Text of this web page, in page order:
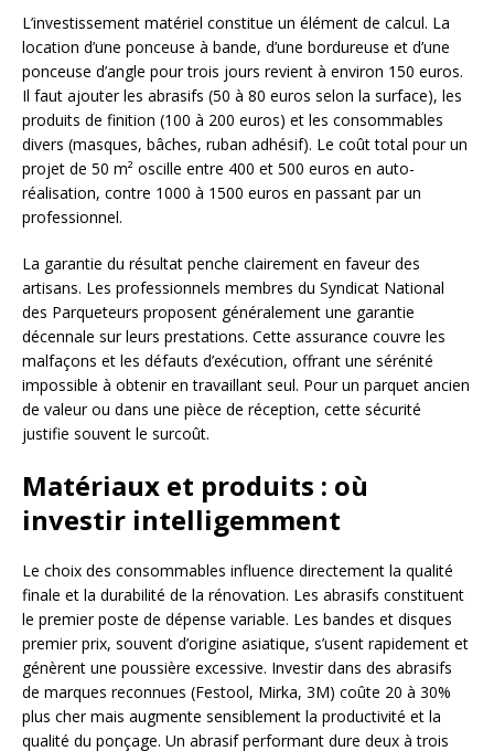
L’investissement matériel constitue un élément de calcul. La
location d’une ponceuse à bande, d’une bordureuse et d’une
ponceuse d’angle pour trois jours revient à environ 150 euros.
Il faut ajouter les abrasifs (50 à 80 euros selon la surface), les
produits de finition (100 à 200 euros) et les consommables
divers (masques, bâches, ruban adhésif). Le coût total pour un
projet de 50 m² oscille entre 400 et 500 euros en auto-
réalisation, contre 1000 à 1500 euros en passant par un
professionnel.
La garantie du résultat penche clairement en faveur des
artisans. Les professionnels membres du Syndicat National
des Parqueteurs proposent généralement une garantie
décennale sur leurs prestations. Cette assurance couvre les
malfaçons et les défauts d’exécution, offrant une sérénité
impossible à obtenir en travaillant seul. Pour un parquet ancien
de valeur ou dans une pièce de réception, cette sécurité
justifie souvent le surcoût.
Matériaux et produits : où
investir intelligemment
Le choix des consommables influence directement la qualité
finale et la durabilité de la rénovation. Les abrasifs constituent
le premier poste de dépense variable. Les bandes et disques
premier prix, souvent d’origine asiatique, s’usent rapidement et
génèrent une poussière excessive. Investir dans des abrasifs
de marques reconnues (Festool, Mirka, 3M) coûte 20 à 30%
plus cher mais augmente sensiblement la productivité et la
qualité du ponçage. Un abrasif performant dure deux à trois